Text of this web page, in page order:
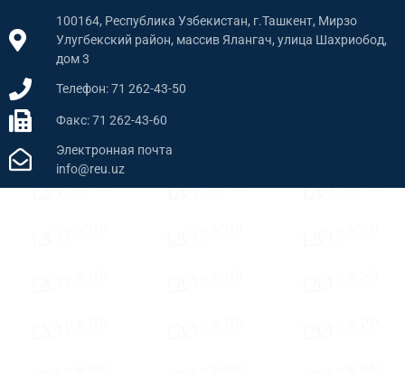
100164, Республика Узбекистан, г.Ташкент, Мирзо
Улугбекский район, массив Ялангач, улица Шахриобод,
дом 3
Телефон: 71 262-43-50
Факс: 71 262-43-60
Электронная почта
info@reu.uz